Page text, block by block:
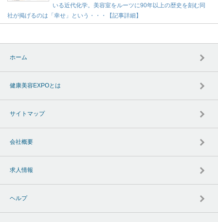
いる近代化学。美容室をルーツに90年以上の歴史を刻む同
社が掲げるのは「幸せ」という・・・【記事詳細】
ホーム
健康美容EXPOとは
サイトマップ
会社概要
求人情報
ヘルプ